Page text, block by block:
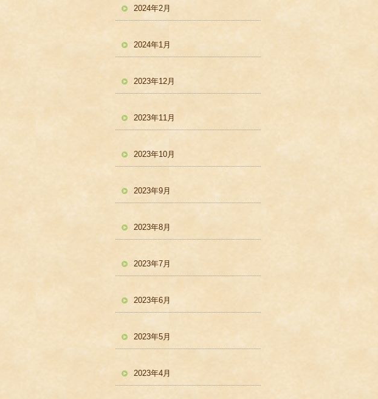
2024年2月
2024年1月
2023年12月
2023年11月
2023年10月
2023年9月
2023年8月
2023年7月
2023年6月
2023年5月
2023年4月